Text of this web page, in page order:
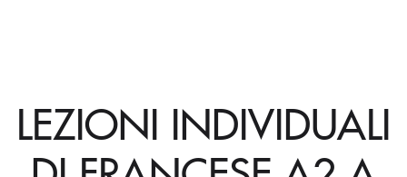
LEZIONI INDIVIDUALI